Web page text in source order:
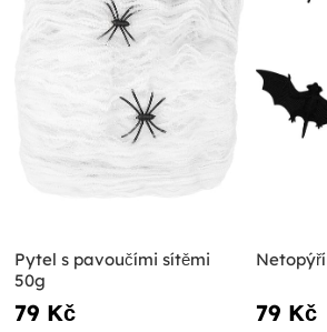
Pytel s pavoučími sítěmi
50g
79 Kč 79 Kč